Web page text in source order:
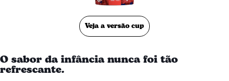
Veja a versão cup
O sabor da infância nunca foi tão
refrescante.